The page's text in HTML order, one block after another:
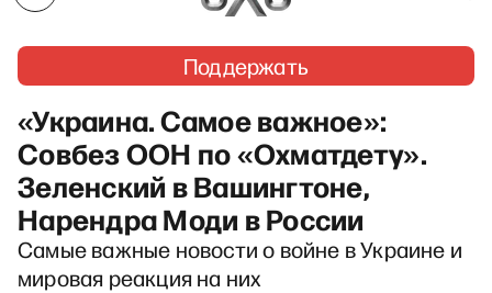
Поддержать
«Украина. Самое важное»:
Совбез ООН по «Охматдету».
Зеленский в Вашингтоне,
Нарендра Моди в России
Самые важные новости о войне в Украине и
мировая реакция на них